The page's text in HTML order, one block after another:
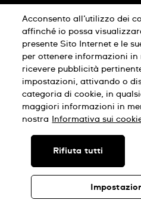
Condizioni di vendita
Diritto di recesso
Informativa sulla
Condizioni di utilizzo
SWISS
© SWATCH AG 2026, TUTTI I
Acconsento all’utilizzo dei
affinché io possa
presente Sito Internet e le
per ottenere informazioni in
ricevere pubblicità
impostazioni, attivando o
categoria di cookie, in
maggiori informazioni in
nostra
Informativa sui
Rifiuta tutti